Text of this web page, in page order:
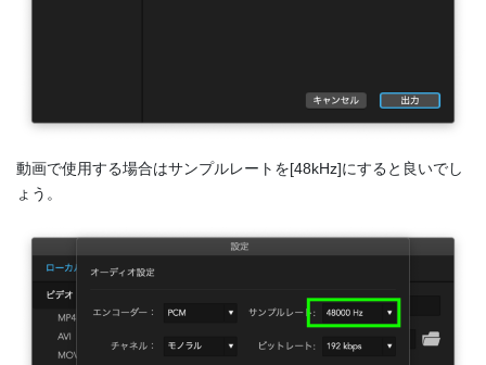
動画で使用する場合はサンプルレートを[48kHz]にすると良いでし
ょう。